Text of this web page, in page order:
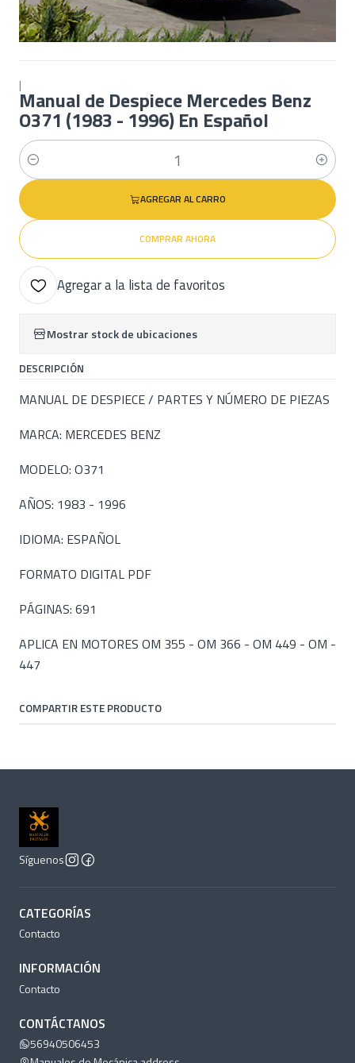
|
Manual de Despiece Mercedes Benz
O371 (1983 - 1996) En Español
Cantidad
AGREGAR AL CARRO
COMPRAR AHORA
Agregar a la lista de favoritos
Mostrar stock de ubicaciones
DESCRIPCIÓN
MANUAL DE DESPIECE / PARTES Y NÚMERO DE PIEZAS
MARCA: MERCEDES BENZ
MODELO: O371
AÑOS: 1983 - 1996
IDIOMA: ESPAÑOL
FORMATO DIGITAL PDF
PÁGINAS: 691
APLICA EN MOTORES OM 355 - OM 366 - OM 449 - OM -
447
COMPARTIR ESTE PRODUCTO
Síguenos
CATEGORÍAS
Contacto
INFORMACIÓN
Contacto
CONTÁCTANOS
56940506453